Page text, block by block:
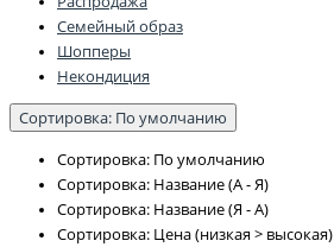
Семейный образ
Шопперы
Некондиция
Сортировка: По умолчанию
Сортировка: По умолчанию
Сортировка: Название (А - Я)
Сортировка: Название (Я - А)
Сортировка: Цена (низкая > высокая)